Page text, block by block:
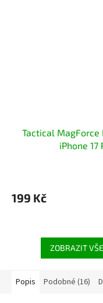
Tactical
iPhone
199 Kč
ZOBRAZIT
Popis Podobné (16)